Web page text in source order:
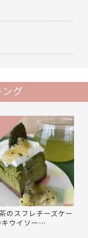
グ
のスフレチーズケー
キウイソー…